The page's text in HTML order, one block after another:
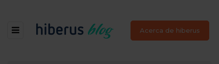
Acerca de hiberus